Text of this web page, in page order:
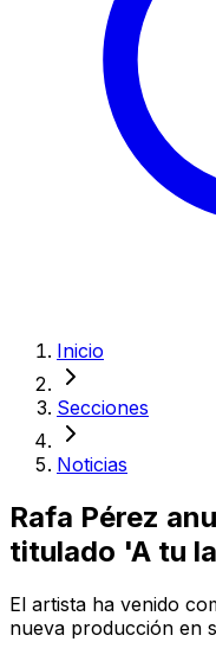
Inicio
Secciones
Noticias
Rafa Pérez
titulado 'A tu
El artista ha venido
nueva producción en